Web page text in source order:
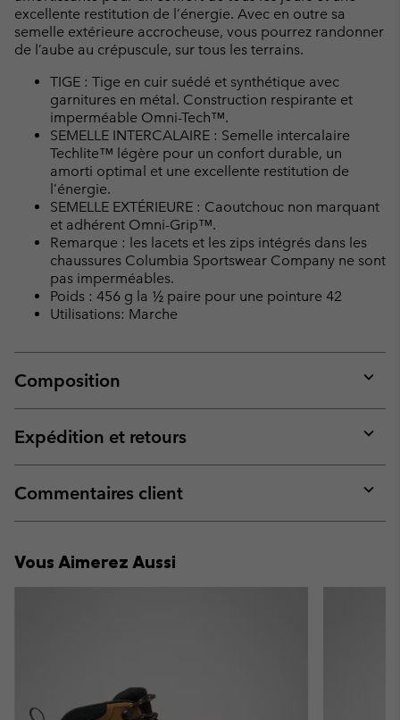
excellente restitution de l’énergie. Avec en outre sa
semelle extérieure accrocheuse, vous pourrez randonner
de l’aube au crépuscule, sur tous les terrains.
TIGE : Tige en cuir suédé et synthétique avec
garnitures en métal. Construction respirante et
imperméable Omni-Tech™.
SEMELLE INTERCALAIRE : Semelle intercalaire
Techlite™ légère pour un confort durable, un
amorti optimal et une excellente restitution de
l’énergie.
SEMELLE EXTÉRIEURE : Caoutchouc non marquant
et adhérent Omni-Grip™.
Remarque : les lacets et les zips intégrés dans les
chaussures Columbia Sportswear Company ne sont
pas imperméables.
Poids : 456 g la ½ paire pour une pointure 42
Utilisations: Marche
Composition
or
Expédition et retours
or
Commentaires client
or
Vous Aimerez Aussi